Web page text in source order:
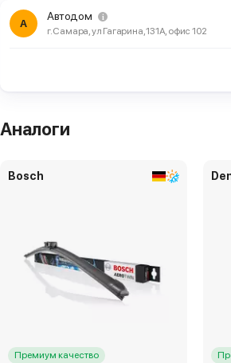
А
Автодом
г. Самара, ул Гагарина, 131А, офис 102
Аналоги
Bosch
Премиум качество